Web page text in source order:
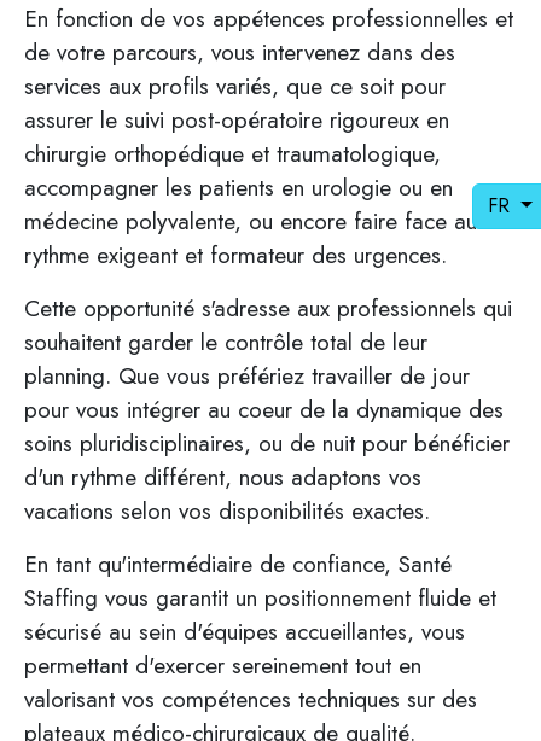
FR
En fonction de vos appétences professionnelles et
de votre parcours, vous intervenez dans des
services aux profils variés, que ce soit pour
assurer le suivi post-opératoire rigoureux en
chirurgie orthopédique et traumatologique,
accompagner les patients en urologie ou en
médecine polyvalente, ou encore faire face au
rythme exigeant et formateur des urgences.
Cette opportunité s'adresse aux professionnels qui
souhaitent garder le contrôle total de leur
planning. Que vous préfériez travailler de jour
pour vous intégrer au coeur de la dynamique des
soins pluridisciplinaires, ou de nuit pour bénéficier
d'un rythme différent, nous adaptons vos
vacations selon vos disponibilités exactes.
En tant qu'intermédiaire de confiance, Santé
Staffing vous garantit un positionnement fluide et
sécurisé au sein d'équipes accueillantes, vous
permettant d'exercer sereinement tout en
valorisant vos compétences techniques sur des
plateaux médico-chirurgicaux de qualité.